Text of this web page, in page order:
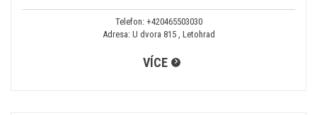
Telefon: +420465503030
Adresa: U dvora 815 , Letohrad
VÍCE